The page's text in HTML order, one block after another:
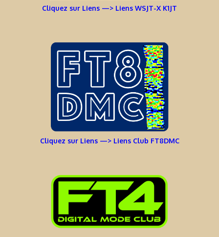
Cliquez sur Liens —> Liens WSJT-X K1JT
Cliquez sur Liens —> Liens Club FT8DMC